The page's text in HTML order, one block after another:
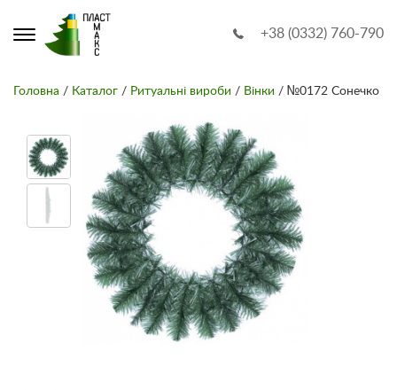
+38 (0332) 760-790
Головна / Каталог / Ритуальні вироби / Вінки / №0172 Сонечко